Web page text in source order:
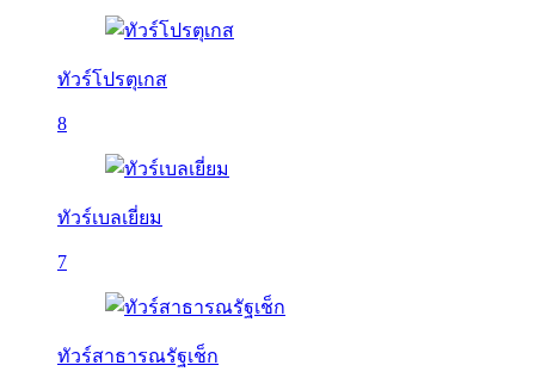
ทัวร์โปรตุเกส
8
ทัวร์เบลเยี่ยม
7
ทัวร์สาธารณรัฐเช็ก